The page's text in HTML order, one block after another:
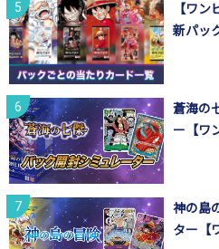
【ワ
新パッ
蒼海の
ー【ワ
神の島
ター【